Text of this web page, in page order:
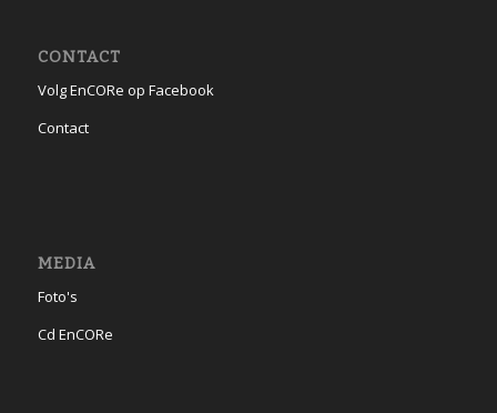
CONTACT
Volg EnCORe op Facebook
Contact
MEDIA
Foto's
Cd EnCORe